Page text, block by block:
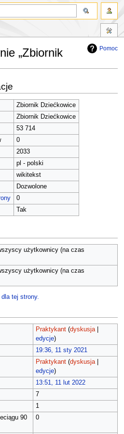
Pomoc
„Zbiornik
Zbiornik Dziećkowice
Zbiornik Dziećkowice
53 714
0
2033
pl - polski
wikitekst
Dozwolone
0
Tak
użytkownicy (na czas
użytkownicy (na czas
tej strony.
Praktykant (dyskusja|
edycje)
19:36, 11 sty 2021
Praktykant (dyskusja|
edycje)
13:51, 11 lut 2022
7
1
90
0